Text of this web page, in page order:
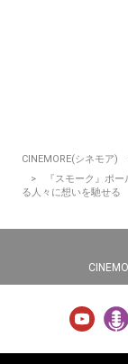
CINEMORE(シネモア)
『スモーク』ポ
る人々に想いを馳せる